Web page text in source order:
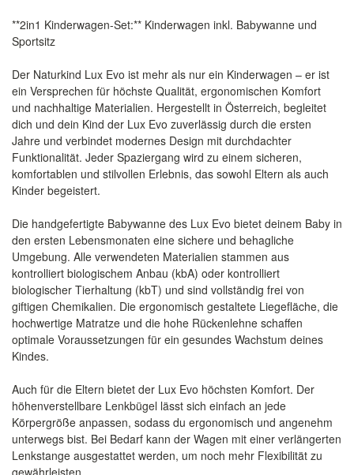
**2in1 Kinderwagen-Set:** Kinderwagen inkl. Babywanne und
Sportsitz
Der Naturkind Lux Evo ist mehr als nur ein Kinderwagen – er ist
ein Versprechen für höchste Qualität, ergonomischen Komfort
und nachhaltige Materialien. Hergestellt in Österreich, begleitet
dich und dein Kind der Lux Evo zuverlässig durch die ersten
Jahre und verbindet modernes Design mit durchdachter
Funktionalität. Jeder Spaziergang wird zu einem sicheren,
komfortablen und stilvollen Erlebnis, das sowohl Eltern als auch
Kinder begeistert.
Die handgefertigte Babywanne des Lux Evo bietet deinem Baby in
den ersten Lebensmonaten eine sichere und behagliche
Umgebung. Alle verwendeten Materialien stammen aus
kontrolliert biologischem Anbau (kbA) oder kontrolliert
biologischer Tierhaltung (kbT) und sind vollständig frei von
giftigen Chemikalien. Die ergonomisch gestaltete Liegefläche, die
hochwertige Matratze und die hohe Rückenlehne schaffen
optimale Voraussetzungen für ein gesundes Wachstum deines
Kindes.
Auch für die Eltern bietet der Lux Evo höchsten Komfort. Der
höhenverstellbare Lenkbügel lässt sich einfach an jede
Körpergröße anpassen, sodass du ergonomisch und angenehm
unterwegs bist. Bei Bedarf kann der Wagen mit einer verlängerten
Lenkstange ausgestattet werden, um noch mehr Flexibilität zu
gewährleisten.